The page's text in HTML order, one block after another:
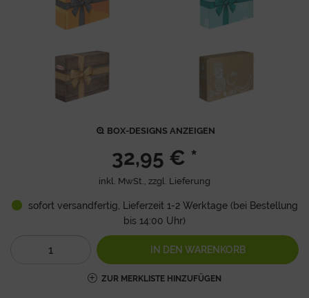
BOX-DESIGNS ANZEIGEN
32,95 € *
inkl. MwSt., zzgl. Lieferung
sofort versandfertig, Lieferzeit 1-2 Werktage (bei Bestellung
bis 14:00 Uhr)
IN DEN WARENKORB
ZUR MERKLISTE HINZUFÜGEN